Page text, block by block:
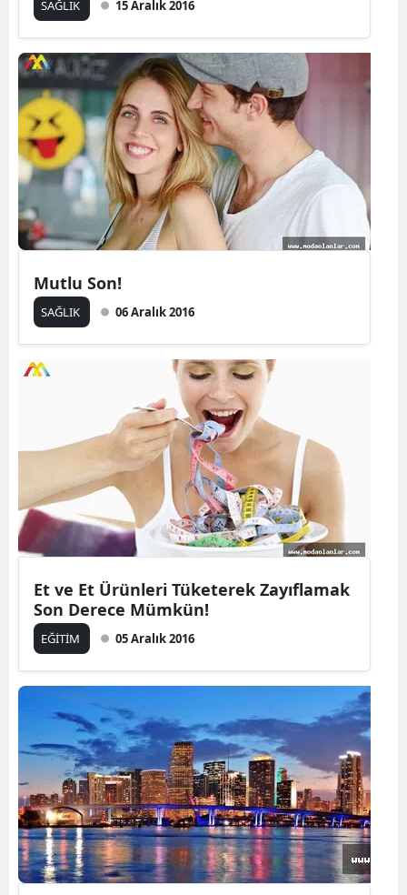
SAĞLIK 15 Aralık 2016
Mutlu Son!
SAĞLIK 06 Aralık 2016
Et ve Et Ürünleri Tüketerek Zayıflamak
Son Derece Mümkün!
EĞİTİM 05 Aralık 2016